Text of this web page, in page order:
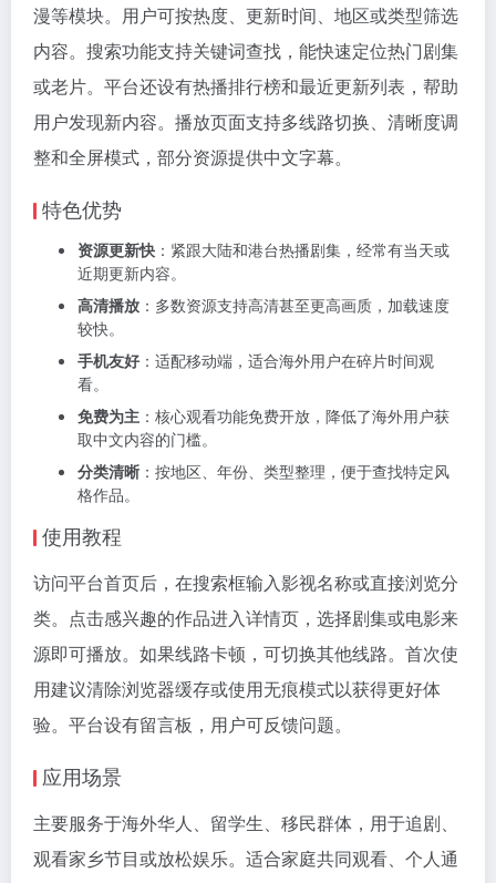
漫等模块。用户可按热度、更新时间、地区或类型筛选
内容。搜索功能支持关键词查找，能快速定位热门剧集
或老片。平台还设有热播排行榜和最近更新列表，帮助
用户发现新内容。播放页面支持多线路切换、清晰度调
整和全屏模式，部分资源提供中文字幕。
特色优势
资源更新快 ：紧跟大陆和港台热播剧集，经常有当天或
近期更新内容。
高清播放 ：多数资源支持高清甚至更高画质，加载速度
较快。
手机友好 ：适配移动端，适合海外用户在碎片时间观
看。
免费为主 ：核心观看功能免费开放，降低了海外用户获
取中文内容的门槛。
分类清晰 ：按地区、年份、类型整理，便于查找特定风
格作品。
使用教程
访问平台首页后，在搜索框输入影视名称或直接浏览分
类。点击感兴趣的作品进入详情页，选择剧集或电影来
源即可播放。如果线路卡顿，可切换其他线路。首次使
用建议清除浏览器缓存或使用无痕模式以获得更好体
验。平台设有留言板，用户可反馈问题。
应用场景
主要服务于海外华人、留学生、移民群体，用于追剧、
观看家乡节目或放松娱乐。适合家庭共同观看、个人通